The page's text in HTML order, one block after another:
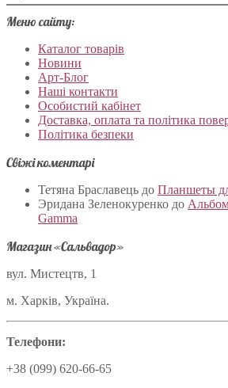
Меню сайту:
Каталог товарів
Новини
Арт-Блог
Наші контакти
Особистий кабінет
Доставка, оплата та політика
Політика безпеки
Свіжі коментарі
Тетяна Браславець до Планшеты
Эридана Зеленокуренко до
Gamma
Магазин «Сальвадор»
вул. Мистецтв, 1
м. Харків, Україна.
Телефони:
+38 (099) 620-66-65